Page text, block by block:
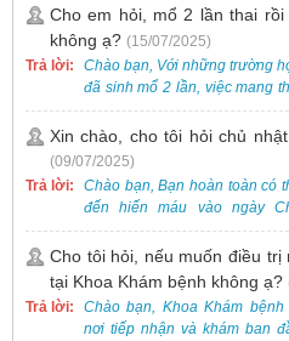
0988 270 115. Nếu cần hỗ
thêm, vui lòng liên hệ qua
hoặc Fanpage Bệnh viện
Nam - Thụy Điển Uông Bí.
theo từng đợt, không phải
nào cũng có sẵn.
Cho em hỏi, mổ 2 lần thai
không ạ? (15/07/2025)
Trả lời:
Chào bạn, Với những trường
đã sinh mổ 2 lần, việc mang
lần 3 vẫn có thể thực hiện
Tại Bệnh viện, chúng tôi đã
nhận và hỗ trợ nhiều thai phụ
nhu cầu tương tự.
Xin chào, cho tôi hỏi chủ
(09/07/2025)
Trả lời:
Chào bạn, Bạn hoàn toàn có
đến hiến máu vào ngày
Nhật.
Cho tôi hỏi, nếu muốn điều
tại Khoa Khám bệnh không ạ?
Trả lời:
Chào bạn, Khoa Khám bệnh
nơi tiếp nhận và khám ban